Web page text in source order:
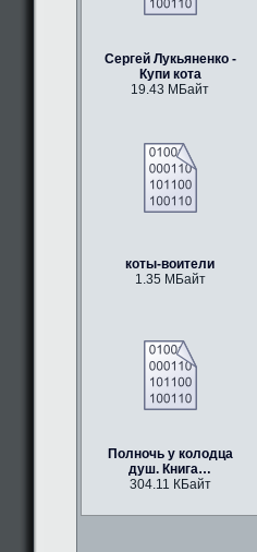
Сергей Лукьяненко -
Купи кота
19.43 МБайт
коты-воители
1.35 МБайт
Полночь у колодца
душ. Книга…
304.11 КБайт